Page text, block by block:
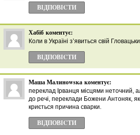
ВІДПОВІCТИ
Хабіб коментує:
Коли в Україні з’явиться свій
ВІДПОВІCТИ
Маша Малиноwsка коментує:
переклад Ірванця місцями неточний,
до речі, переклади Божени Антоняк,
криється причина сварки.
ВІДПОВІCТИ